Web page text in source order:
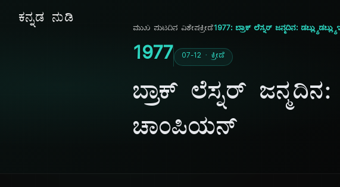
ಕನ್ನಡ ನುಡಿ
ಮುಖ ಪುಟದಿನ ವಿಶೇಷಕ್ರೀಡೆ1977: ಬ್ರಾಕ್ ಲೆಸ್ನರ್ ಜನ್ಮದಿನ:
1977 07-12 · ಕ್ರೀಡೆ
ಬ್ರಾಕ್ ಲೆಸ್ನರ್ ಜನ್ಮದಿನ:
ಚಾಂಪಿಯನ್